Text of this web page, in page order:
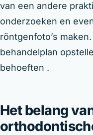
van een andere
onderzoeken en
röntgenfoto’s
behandelplan
behoeften .
Het belang